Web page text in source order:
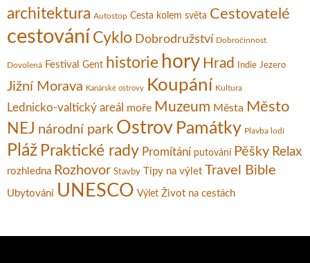
architektura Autostop Cesta kolem světa Cestovatelé
cestování Cyklo Dobrodružství Dobročinnost
Dovolená Festival Gent historie hory Hrad Indie Jezero
Jižní Morava Kanárské ostrovy Koupání Kultura
Lednicko-valtický areál moře Muzeum Města Město
NEJ národní park Ostrov Památky Plavba lodí
Pláž Praktické rady Promítání putování Pěšky Relax
rozhledna Rozhovor Stavby Tipy na výlet Travel Bible
Ubytování UNESCO Výlet Život na cestách